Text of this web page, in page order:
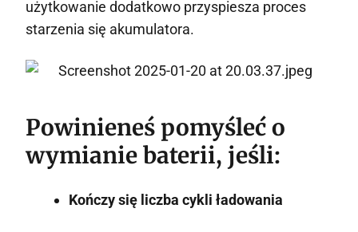
użytkowanie dodatkowo przyspiesza proces
starzenia się akumulatora.
Powinieneś pomyśleć o
wymianie baterii, jeśli:
Kończy się liczba cykli ładowania